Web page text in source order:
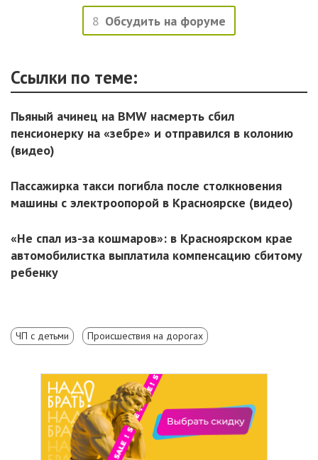
8 Обсудить на форуме
Ссылки по теме:
Пьяный ачинец на BMW насмерть сбил
пенсионерку на «зебре» и отправился в колонию
(видео)
Пассажирка такси погибла после столкновения
машины с электроопорой в Красноярске (видео)
«Не спал из-за кошмаров»: в Красноярском крае
автомобилистка выплатила компенсацию сбитому
ребенку
ЧП с детьми Происшествия на дорогах